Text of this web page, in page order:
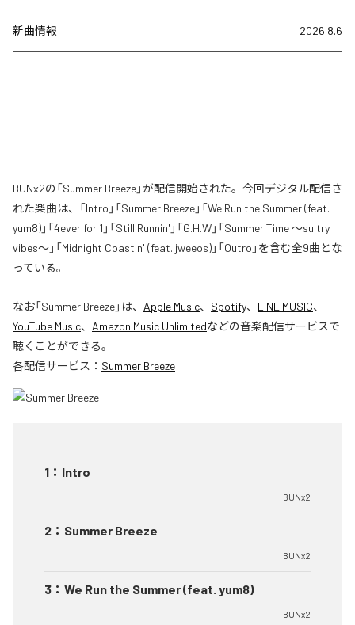
新曲情報 2026.8.6
BUNx2の「Summer Breeze」が配信開始された。今回デジタル配信さ
れた楽曲は、「Intro」「Summer Breeze」「We Run the Summer (feat.
yum8)」「4ever for 1」「Still Runnin'」「G.H.W」「Summer Time 〜sultry
vibes〜」「Midnight Coastin' (feat. jweeos)」「Outro」を含む全9曲とな
っている。
なお「Summer Breeze」は、 Apple Music、 Spotify、 LINE MUSIC、
YouTube Music、 Amazon Music Unlimitedなどの音楽配信サービスで
聴くことができる。
各配信サービス： Summer Breeze
1 ： Intro
BUNx2
2 ： Summer Breeze
BUNx2
3 ： We Run the Summer (feat. yum8)
BUNx2